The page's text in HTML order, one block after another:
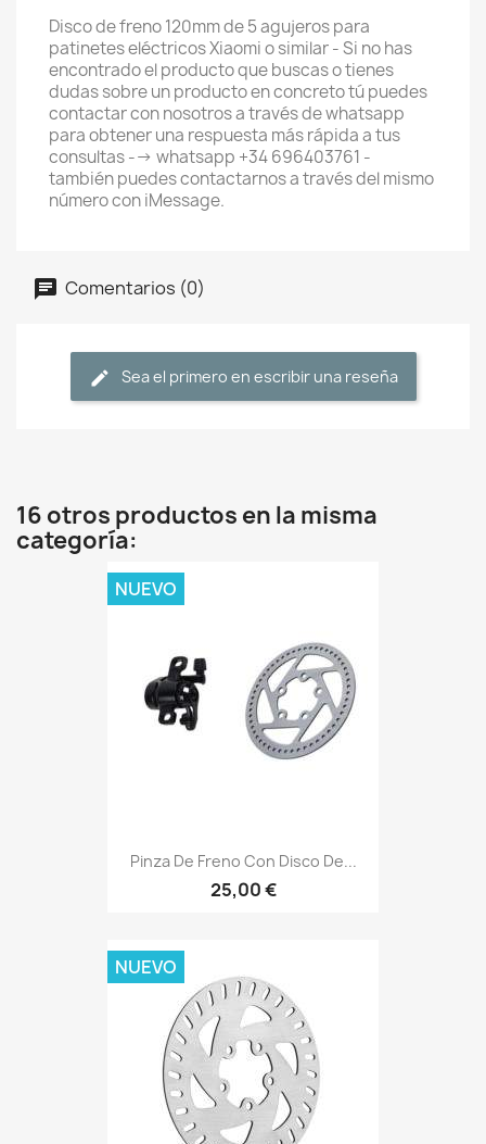
Disco de freno 120mm de 5 agujeros para
patinetes eléctricos Xiaomi o similar - Si no has
encontrado el producto que buscas o tienes
dudas sobre un producto en concreto tú puedes
contactar con nosotros a través de whatsapp
para obtener una respuesta más rápida a tus
consultas --> whatsapp +34 696403761 -
también puedes contactarnos a través del mismo
número con iMessage.
Comentarios (0)
Sea el primero en escribir una reseña
16 otros productos en la misma
categoría:
Pinza De Freno Con Disco De...
25,00 €
NUEVO
NUEVO